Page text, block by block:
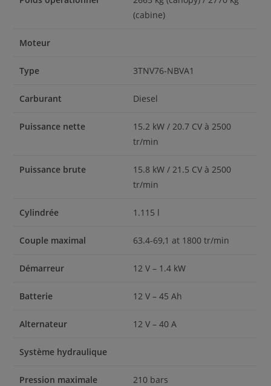
(cabine)
Moteur
Type 3TNV76-NBVA1
Carburant Diesel
Puissance nette
15.2 kW / 20.7 CV à 2500
tr/min
Puissance brute
15.8 kW / 21.5 CV à 2500
tr/min
Cylindrée 1.115 l
Couple maximal 63.4-69,1 at 1800 tr/min
Démarreur 12 V – 1.4 kW
Batterie 12 V – 45 Ah
Alternateur 12 V – 40 A
Système hydraulique
Pression maximale 210 bars